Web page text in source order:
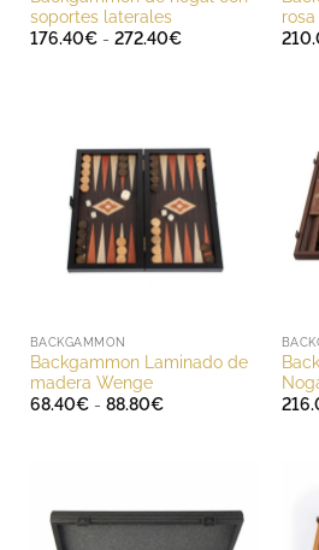
soportes laterales
176.40€ - 272.40€Rango
rosa
BACKGAMMON
Backgammon Laminado de
madera Wenge
68.40€ - 88.80€Rango